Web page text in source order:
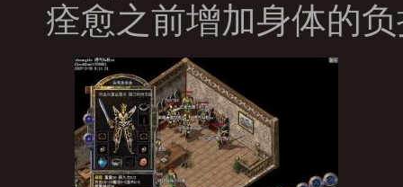
痊愈之前增加身体的